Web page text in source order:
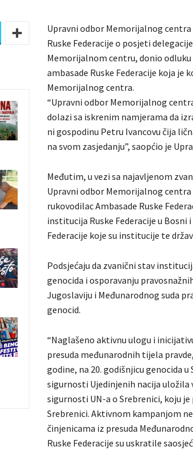
Upravni odbor Memorijalnog
Ruske Federacije o posjeti
Memorijalnom centru, donio
ambasade Ruske Federacije koja je
Memorijalnog centra.
“Upravni odbor Memorijalnog
dolazi sa iskrenim namjerama da
ni gospodinu Petru Ivancovu čija
na svom zasjedanju”, saopćio je
Međutim, u vezi sa najavljenom
Upravni odbor Memorijalnog
rukovodilac Ambasade Ruske
institucija Ruske Federacije u Bosni
Federacije koje su institucije te
Podsjećaju da zvanični stav
genocida i osporavanju
Jugoslaviju i Međunarodnog suda
genocid.
“Naglašeno aktivnu ulogu i
presuda međunarodnih tijela
godine, na 20. godišnjicu genocida
sigurnosti Ujedinjenih nacija uložila
sigurnosti UN-a o Srebrenici, koju
Srebrenici. Aktivnom kampanjom
činjenicama iz presuda
Ruske Federacije su uskratile